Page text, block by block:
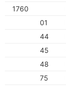
1760
01
44
45
48
75